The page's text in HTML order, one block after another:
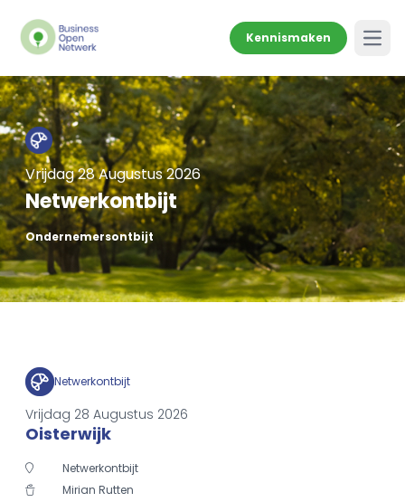
Kennismaken
Vrijdag 28 Augustus 2026
Netwerkontbijt
Ondernemersontbijt
Netwerkontbijt
Vrijdag 28 Augustus 2026
Oisterwijk
Netwerkontbijt
Mirian Rutten